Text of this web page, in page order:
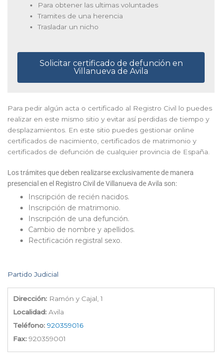
Para obtener las ultimas voluntades
Tramites de una herencia
Trasladar un nicho
Solicitar certificado de defunción en
Villanueva de Avila
Para pedir algún acta o certificado al Registro Civil lo puedes
realizar en este mismo sitio y evitar así perdidas de tiempo y
desplazamientos. En este sitio puedes gestionar online
certificados de nacimiento, certificados de matrimonio y
certificados de defunción de cualquier provincia de España.
Los trámites que deben realizarse exclusivamente de manera
presencial en el Registro Civil de Villanueva de Avila son:
Inscripción de recién nacidos.
Inscripción de matrimonio.
Inscripción de una defunción.
Cambio de nombre y apellidos.
Rectificación registral sexo.
Partido Judicial
Dirección: Ramón y Cajal, 1
Localidad: Avila
Teléfono: 920359016
Fax: 920359001